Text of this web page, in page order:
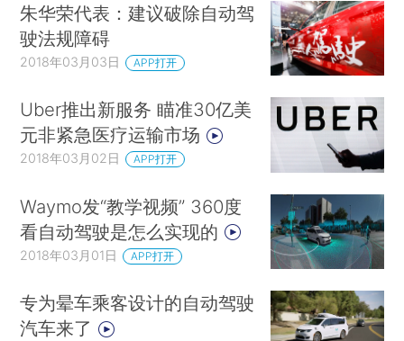
朱华荣代表：建议破除自动驾
驶法规障碍
2018年03月03日 APP打开
Uber推出新服务 瞄准30亿美
元非紧急医疗运输市场
2018年03月02日 APP打开
Waymo发“教学视频” 360度
看自动驾驶是怎么实现的
2018年03月01日 APP打开
专为晕车乘客设计的自动驾驶
汽车来了